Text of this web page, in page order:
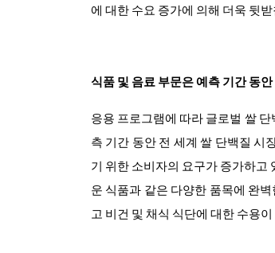
에 대한 수요 증가에 의해 더욱 뒷
식품 및 음료 부문은 예측 기간 동
응용 프로그램에 따라 글로벌 쌀
측 기간 동안 전 세계 쌀 단백질 시
기 위한 소비자의 요구가 증가하고
운 식품과 같은 다양한 품목에 완
고 비건 및 채식 식단에 대한 수용